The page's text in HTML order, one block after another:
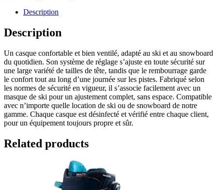
Description
Description
Un casque confortable et bien ventilé, adapté au ski et au snowboard
du quotidien. Son système de réglage s’ajuste en toute sécurité sur
une large variété de tailles de tête, tandis que le rembourrage garde
le confort tout au long d’une journée sur les pistes. Fabriqué selon
les normes de sécurité en vigueur, il s’associe facilement avec un
masque de ski pour un ajustement complet, sans espace. Compatible
avec n’importe quelle location de ski ou de snowboard de notre
gamme. Chaque casque est désinfecté et vérifié entre chaque client,
pour un équipement toujours propre et sûr.
Related products